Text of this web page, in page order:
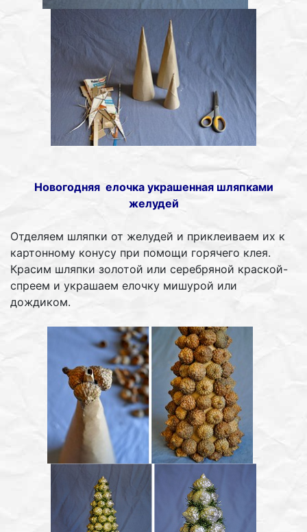
Новогодняя елочка украшенная шляпками
желудей
Отделяем шляпки от желудей и приклеиваем их к
картонному конусу при помощи горячего клея.
Красим шляпки золотой или серебряной краской-
спреем и украшаем елочку мишурой или
дождиком.